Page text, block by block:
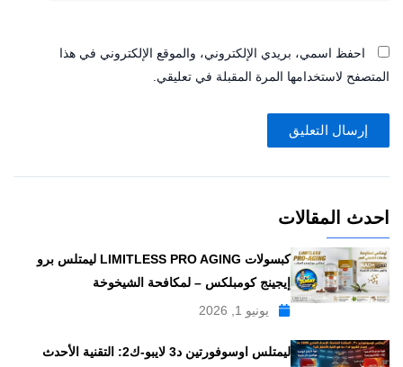
احفظ اسمي، بريدي الإلكتروني، والموقع الإلكتروني في هذا
المتصفح لاستخدامها المرة المقبلة في تعليقي.
احدث المقالات
كبسولات LIMITLESS PRO AGING ليمتلس برو
إيجينج كومبلكس – لمكافحة الشيخوخة
يونيو 1, 2026
ليمتلس اوسوفورتين د3 لايبو-ك2: التقنية الأحدث